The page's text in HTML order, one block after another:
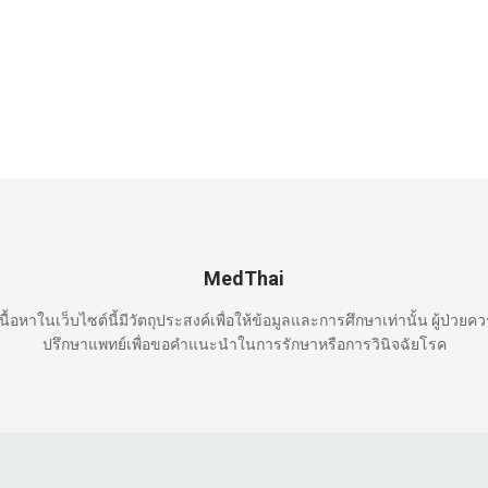
MedThai
อหาในเว็บไซต์นี้มีวัตถุประสงค์เพื่อให้ข้อมูลและการศึกษาเท่านั้น ผู้ป่วยค
ปรึกษาแพทย์เพื่อขอคำแนะนำในการรักษาหรือการวินิจฉัยโรค